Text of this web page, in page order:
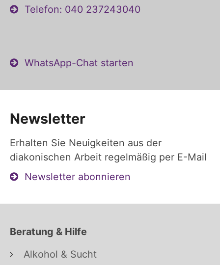
Telefon: 040 237243040
WhatsApp-Chat starten
Newsletter
Erhalten Sie Neuigkeiten aus der
diakonischen Arbeit regelmäßig per E-Mail
Newsletter abonnieren
Beratung & Hilfe
Alkohol & Sucht